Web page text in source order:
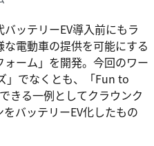
ッテリーEV導入前にもラ
電動車の提供を可能にする
ォーム」を開発。今回のワー
」でなくとも、「Fun to
きる一例としてクラウンク
バッテリーEV化したもの